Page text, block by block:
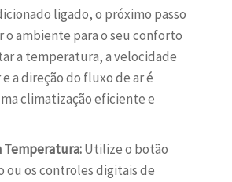
ligado, o próximo passo
o ambiente para o seu conforto
a temperatura, a velocidade
a direção do fluxo de ar é
climatização eficiente e
Temperatura:Utilize o botão
ou os controles digitais de